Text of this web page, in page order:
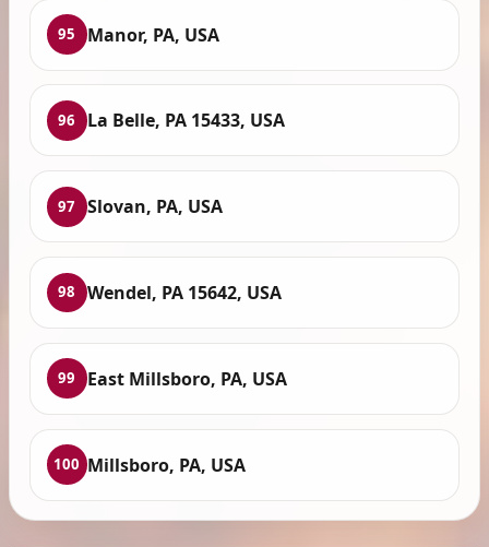
95 Manor, PA, USA
96 La Belle, PA 15433, USA
97 Slovan, PA, USA
98 Wendel, PA 15642, USA
99 East Millsboro, PA, USA
100 Millsboro, PA, USA